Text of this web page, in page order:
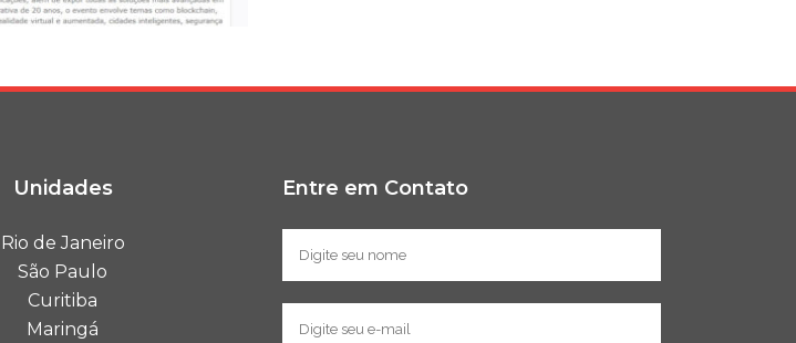
Unidades
Rio de Janeiro
São Paulo
Curitiba
Maringá
Entre em Contato